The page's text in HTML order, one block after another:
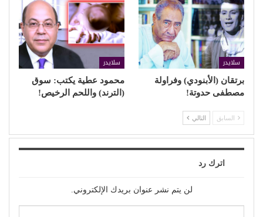
سلايدر
برتقان (الأبنودي) وفراولة
مصطفى حدوتة!
سلايدر
محمود عطية يكتب: سوق
(الترند) واللحم الرخيص!
السابق التالي
اترك رد
لن يتم نشر عنوان بريدك الإلكتروني.